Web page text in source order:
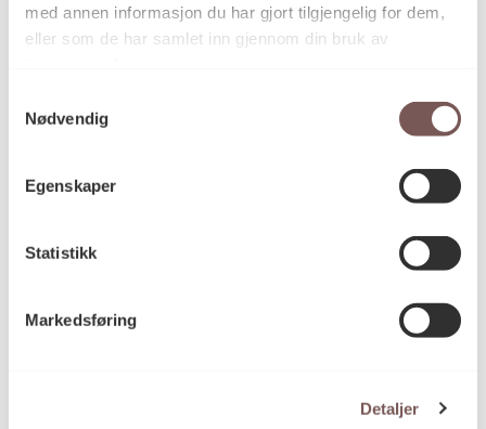
med annen informasjon du har gjort tilgjengelig for dem,
eller som de har samlet inn gjennom din bruk av
Nødvendig
Egenskaper
Statistikk
Markedsføring
Detaljer
Einar Gerhardsens plass.
Les mer om kunstprosjektet i det nye